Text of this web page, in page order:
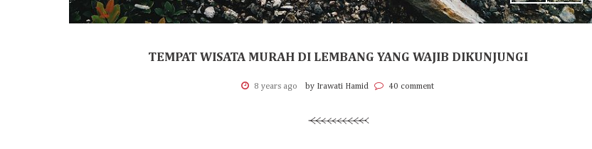
TEMPAT WISATA MURAH DI LEMBANG YANG WAJIB DIKUNJUNGI
8 years ago by Irawati Hamid 40 comment